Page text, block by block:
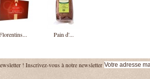
Pain d'...
! Inscrivez-vous à notre newsletter